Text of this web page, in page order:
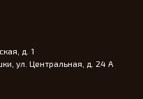
д. 1
ул. Центральная, д. 24 А